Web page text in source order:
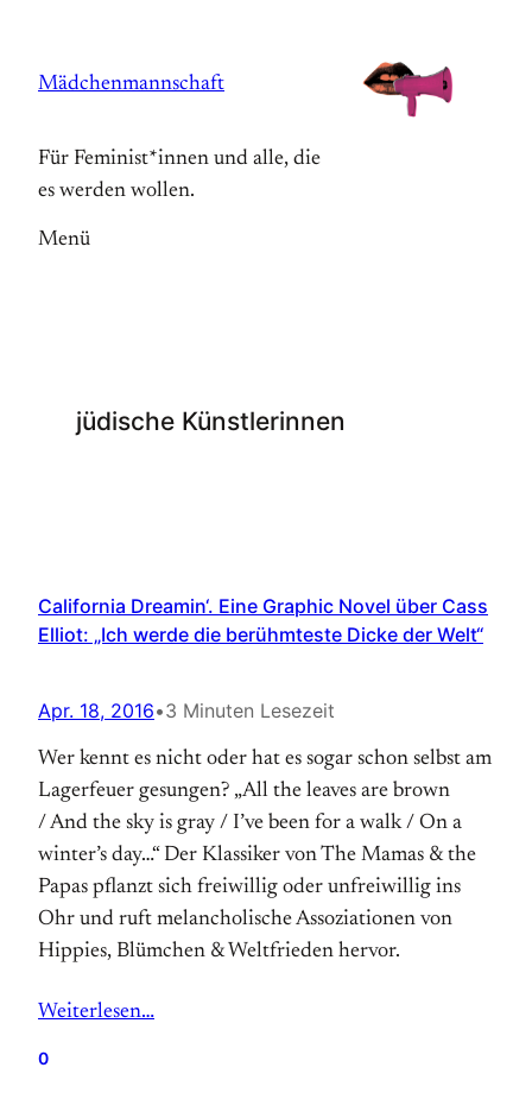
springen
Mädchenmannschaft
Für Feminist*innen und alle, die
es werden wollen.
Menü
jüdische Künstlerinnen
California Dreamin‘. Eine Graphic Novel über Cass
Elliot: „Ich werde die berühmteste Dicke der Welt“
Apr. 18, 2016•3 Minuten Lesezeit
Wer kennt es nicht oder hat es sogar schon selbst am
Lagerfeuer gesungen? „All the leaves are brown
/ And the sky is gray / I’ve been for a walk / On a
winter’s day…“ Der Klassiker von The Mamas & the
Papas pflanzt sich freiwillig oder unfreiwillig ins
Ohr und ruft melancholische Assoziationen von
Hippies, Blümchen & Weltfrieden hervor.
Weiterlesen…
0